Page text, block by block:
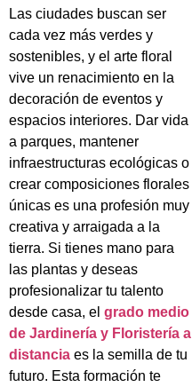
Las ciudades buscan ser
cada vez más verdes y
sostenibles, y el arte floral
vive un renacimiento en la
decoración de eventos y
espacios interiores. Dar vida
a parques, mantener
infraestructuras ecológicas o
crear composiciones florales
únicas es una profesión muy
creativa y arraigada a la
tierra. Si tienes mano para
las plantas y deseas
profesionalizar tu talento
desde casa, el grado medio
de Jardinería y Floristería a
distancia es la semilla de tu
futuro. Esta formación te